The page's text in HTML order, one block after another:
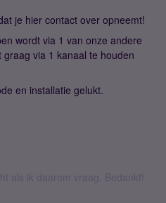
je hier contact over opneemt!
wordt via 1 van onze andere
via 1 kanaal te houden
en installatie gelukt.
als ik daarom vraag. Bedankt!